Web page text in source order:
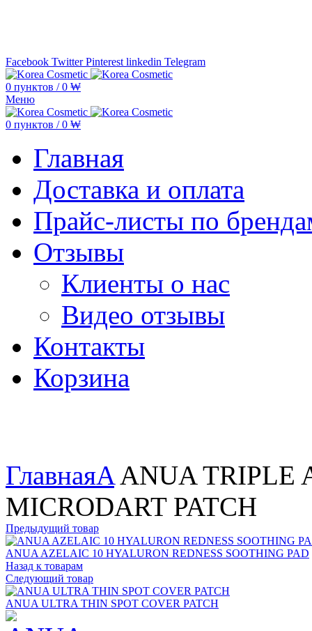
Facebook Twitter Pinterest linkedin Telegram
0 пунктов / 0 ₩
Меню
0 пунктов / 0 ₩
Главная
Доставка и оплата
Прайс-листы по
Отзывы
Клиенты о нас
Видео отзывы
Контакты
Корзина
ГлавнаяAANUA TRIPLE
MICRODART PATCH
Предыдущий товар
ANUA AZELAIC 10 HYALURON REDNESS SOOTHING PAD
Назад к товарам
Следующий товар
ANUA ULTRA THIN SPOT COVER PATCH